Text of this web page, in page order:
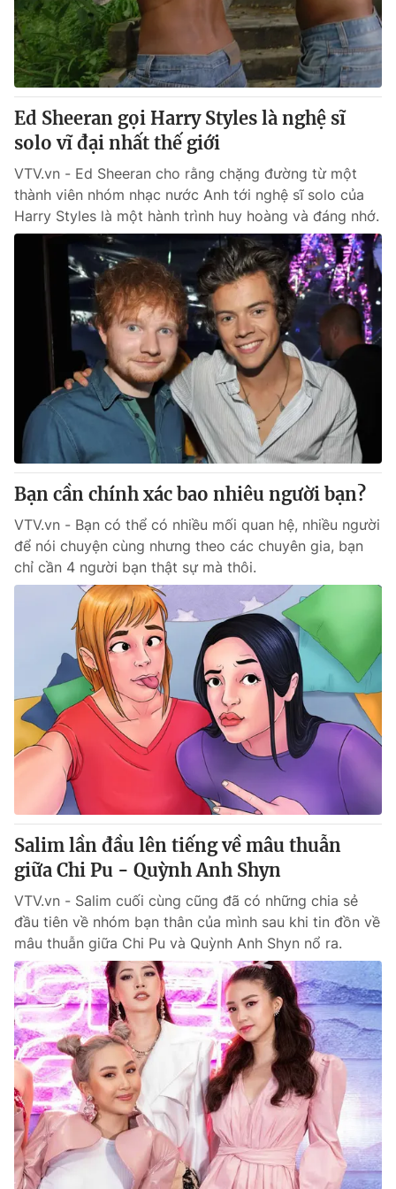
Sản phẩm
Thị trường
Tư vấn
Lịch phát sóng
Chuyên mục khác
Emagazine Podcast
Photo Infographic
Shorts video
VTV Money VTV Thể thao
VTV Sức khoẻ Bất động sản
Thị trường 24h Tấm lòng Việt
VTV4 Vươn mình bằng AI
VTV9
Liên hệ tòa soạn English
THỜI BÁO VTV
Theo dõi báo trên
Cơ quan chủ quản: Đài Truyền hình Việt Nam
Cơ quan báo chí:
Thời báo VTV
Giấy phép hoạt động báo in và báo điện tử số 483/GP-BTTTT
cấp ngày 29/12/2023
Tổng Biên tập: Vũ Thanh Thủy
Phó Tổng Biên tập: Nguyễn Thị Mỹ Hạnh, Phạm Quốc Thắng,
Tổng đài VTV:024.38 355 931 - 024.38 355 932
Ðiện thoại Thời báo VTV:024.66 897 897
Email:toasoan@vtv.vn
Liên hệ quảng cáo: 024-7300.7108
Ed Sheeran gọi Harry Styles là nghệ sĩ
solo vĩ đại nhất thế giới
VTV.vn - Ed Sheeran cho rằng chặng đường từ một
thành viên nhóm nhạc nước Anh tới nghệ sĩ solo của
Harry Styles là một hành trình huy hoàng và đáng nhớ.
Bạn cần chính xác bao nhiêu người bạn?
VTV.vn - Bạn có thể có nhiều mối quan hệ, nhiều người
để nói chuyện cùng nhưng theo các chuyên gia, bạn
chỉ cần 4 người bạn thật sự mà thôi.
Salim lần đầu lên tiếng về mâu thuẫn
giữa Chi Pu - Quỳnh Anh Shyn
VTV.vn - Salim cuối cùng cũng đã có những chia sẻ
đầu tiên về nhóm bạn thân của mình sau khi tin đồn về
mâu thuẫn giữa Chi Pu và Quỳnh Anh Shyn nổ ra.